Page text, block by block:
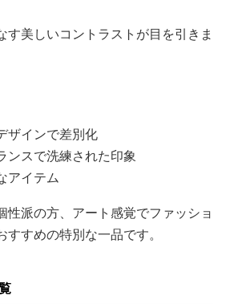
す美しいコントラストが目を引きま
ザインで差別化
ンスで洗練された印象
アイテム
性派の方、アート感覚でファッショ
すめの特別な一品です。